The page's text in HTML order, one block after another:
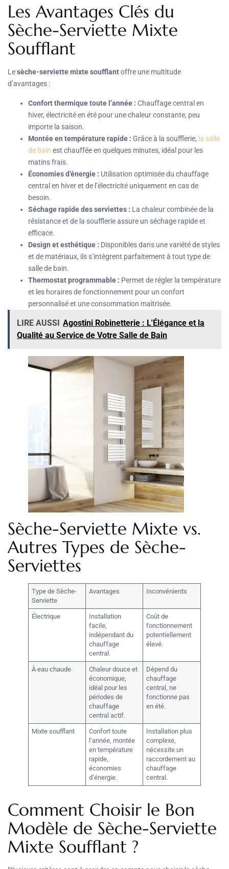
Les Avantages Clés du
Sèche-Serviette Mixte
Soufflant
Lesèche-serviette mixte soufflantoffre une multitude
d’avantages :
Confort thermique toute l’année : Chauffage central en
hiver, électricité en été pour une chaleur constante, peu
importe la saison.
Montée en température rapide : Grâce à la soufflerie, la salle
de bain est chauffée en quelques minutes, idéal pour les
matins frais.
Économies d’énergie : Utilisation optimisée du chauffage
central en hiver et de l’électricité uniquement en cas de
besoin.
Séchage rapide des serviettes : La chaleur combinée de la
résistance et de la soufflerie assure un séchage rapide et
efficace.
Design et esthétique : Disponibles dans une variété de styles
et de matériaux, ils s’intègrent parfaitement à tout type de
salle de bain.
Thermostat programmable : Permet de régler la température
et les horaires de fonctionnement pour un confort
personnalisé et une consommation maîtrisée.
LIRE AUSSI Agostini Robinetterie : L'Élégance et la
Qualité au Service de Votre Salle de Bain
Sèche-Serviette Mixte vs.
Autres Types de Sèche-
Serviettes
Type de Sèche-
Serviette
Avantages Inconvénients
Électrique
Installation
facile,
indépendant du
chauffage
central.
Coût de
fonctionnement
potentiellement
élevé.
À eau chaude
Chaleur douce et
économique,
idéal pour les
périodes de
chauffage
central actif.
Dépend du
chauffage
central, ne
fonctionne pas
en été.
Mixte soufflant
Confort toute
l’année, montée
en température
rapide,
économies
d’énergie.
Installation plus
complexe,
nécessite un
raccordement au
chauffage
central.
Comment Choisir le Bon
Modèle de Sèche-Serviette
Mixte Soufflant ?